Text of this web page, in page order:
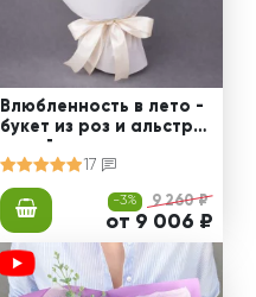
Влюбленность в лето -
букет из роз и альстро
мерий
17
-3% 9 260 ₽
от 9 006 ₽